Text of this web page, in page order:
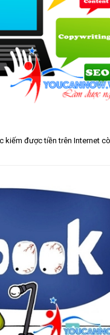
kiếm được tiền trên Internet